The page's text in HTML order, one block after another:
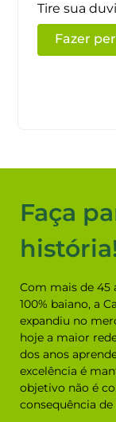
Tire sua
Fazer
Faça
Com mais de 45
100% baiano, a
expandiu no
hoje a maior
dos anos
excelência é
objetivo não é
consequência